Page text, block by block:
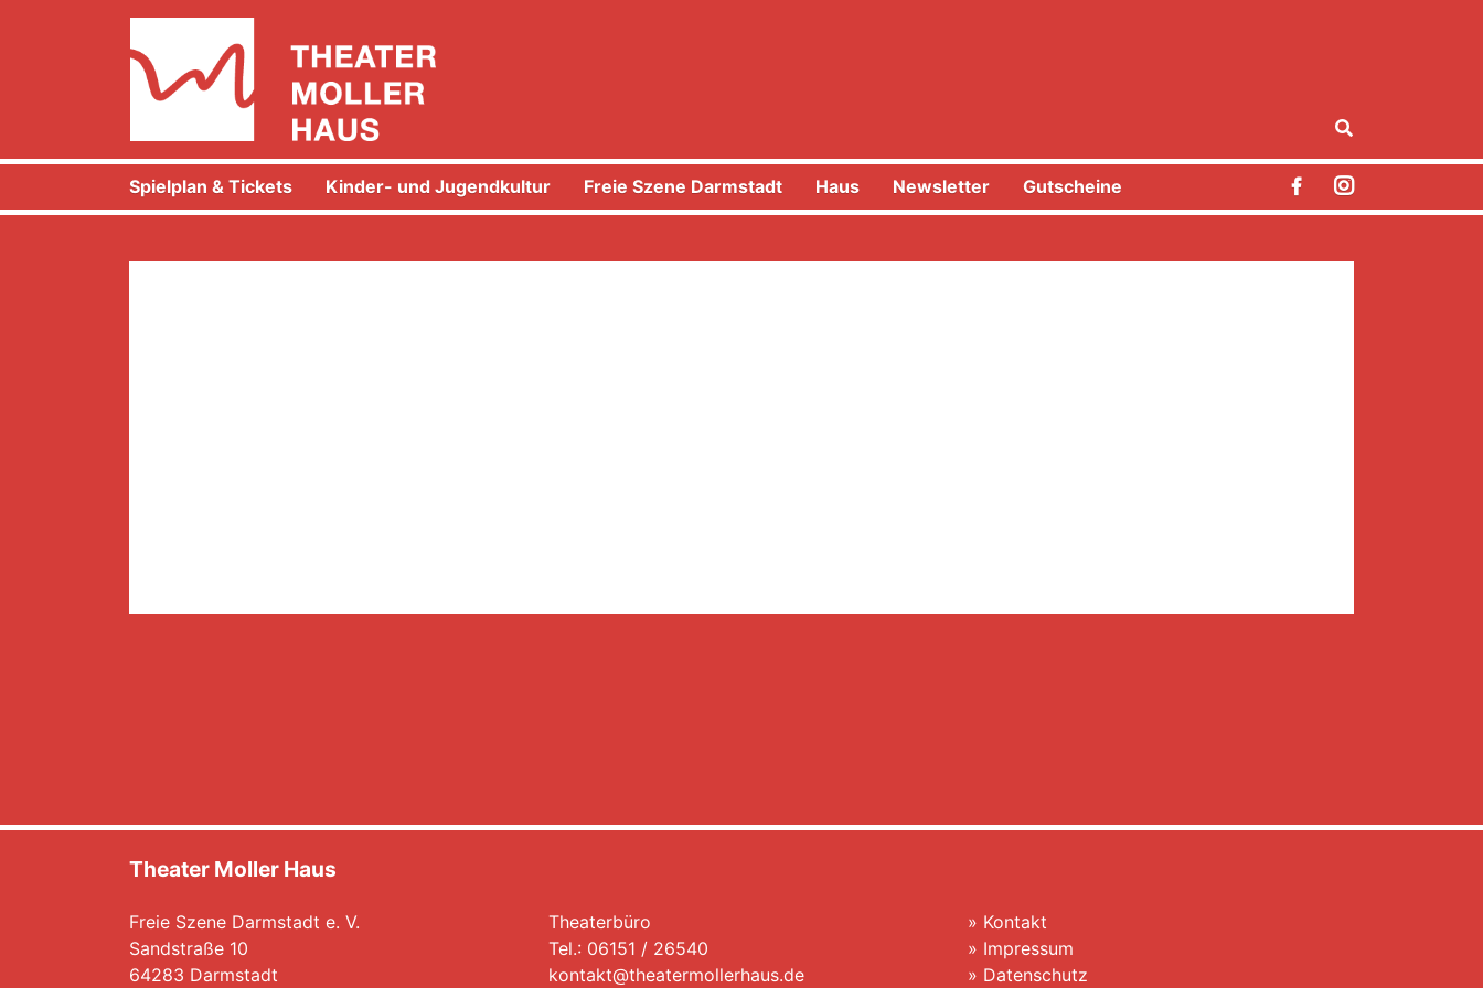
Spielplan & Tickets Kinder- und Jugendkultur Freie Szene Darmstadt Haus Newsletter Gutscheine
Theater Moller Haus
Freie Szene Darmstadt e. V.
Sandstraße 10
64283 Darmstadt
Theaterbüro
Tel.: 06151 / 26540
kontakt@theatermollerhaus.de
» Kontakt
» Impressum
» Datenschutz